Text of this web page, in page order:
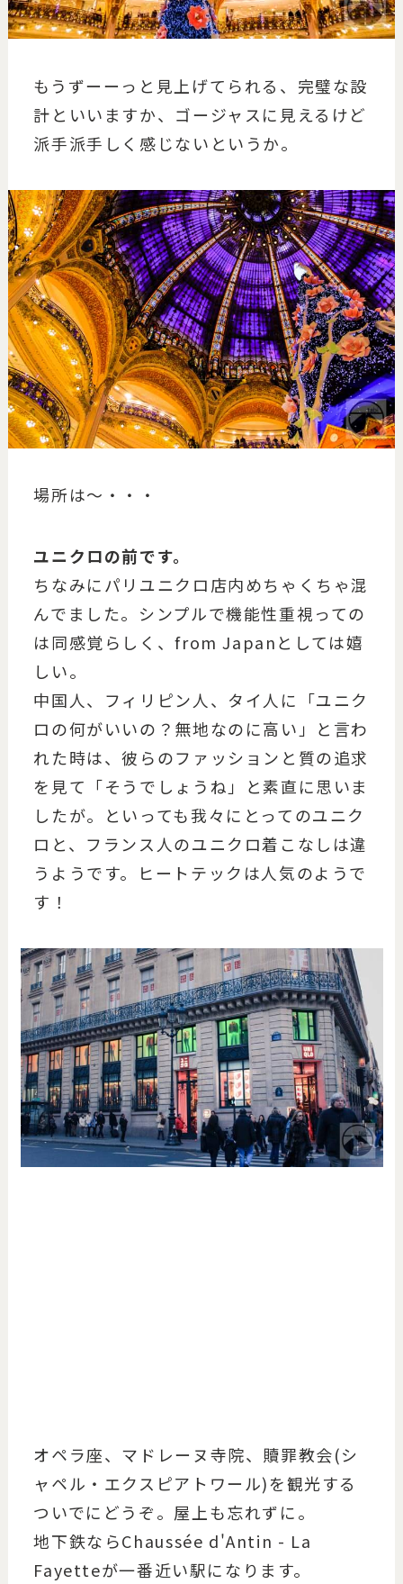
もうずーーっと見上げてられる、完璧な設
計といいますか、ゴージャスに見えるけど
派手派手しく感じないというか。
場所は～・・・
ユニクロの前です。
ちなみにパリユニクロ店内めちゃくちゃ混
んでました。シンプルで機能性重視っての
は同感覚らしく、from Japanとしては嬉
しい。
中国人、フィリピン人、タイ人に「ユニク
ロの何がいいの？無地なのに高い」と言わ
れた時は、彼らのファッションと質の追求
を見て「そうでしょうね」と素直に思いま
したが。といっても我々にとってのユニク
ロと、フランス人のユニクロ着こなしは違
うようです。ヒートテックは人気のようで
す！
オペラ座、マドレーヌ寺院、贖罪教会(シ
ャペル・エクスピアトワール)を観光する
ついでにどうぞ。屋上も忘れずに。
地下鉄ならChaussée d'Antin - La
Fayetteが一番近い駅になります。